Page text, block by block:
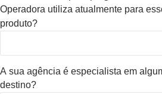
Operadora utiliza atualmente para
produto?
A sua agência é especialista em
destino?